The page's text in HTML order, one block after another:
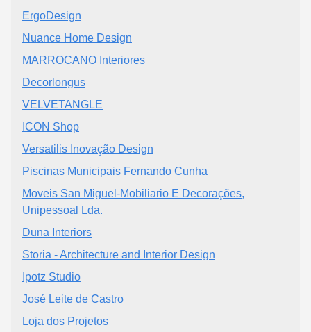
ErgoDesign
Nuance Home Design
MARROCANO Interiores
Decorlongus
VELVETANGLE
ICON Shop
Versatilis Inovação Design
Piscinas Municipais Fernando Cunha
Moveis San Miguel-Mobiliario E Decorações,
Unipessoal Lda.
Duna Interiors
Storia - Architecture and Interior Design
Ipotz Studio
José Leite de Castro
Loja dos Projetos